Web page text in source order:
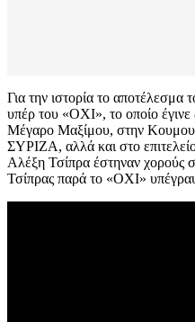
Για την ιστορία το
υπέρ του «ΟΧΙ», το οποίο
Μέγαρο Μαξίμου, στην
ΣΥΡΙΖΑ, αλλά και στο
Αλέξη Τσίπρα έστηναν χορούς
Τσίπρας παρά το «ΟΧΙ»